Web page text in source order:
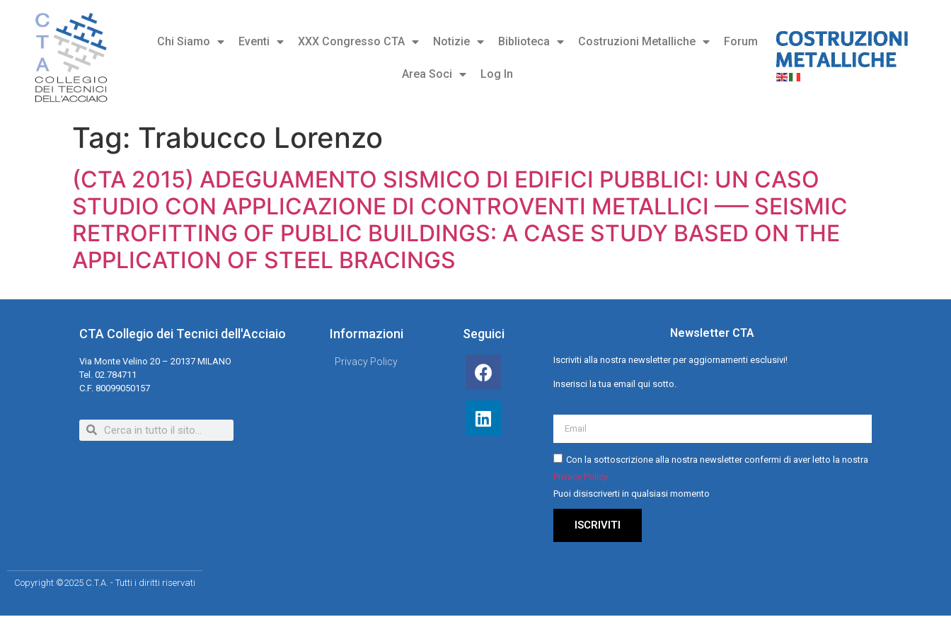
Chi Siamo Eventi XXX Congresso CTA Notizie Biblioteca Costruzioni Metalliche Forum
Area Soci Log In
Tag: Trabucco Lorenzo
(CTA 2015) ADEGUAMENTO SISMICO DI EDIFICI PUBBLICI: UN CASO
STUDIO CON APPLICAZIONE DI CONTROVENTI METALLICI —– SEISMIC
RETROFITTING OF PUBLIC BUILDINGS: A CASE STUDY BASED ON THE
APPLICATION OF STEEL BRACINGS
CTA Collegio dei Tecnici dell'Acciaio
Via Monte Velino 20 – 20137 MILANO
Tel. 02.784711
C.F. 80099050157
Informazioni
Privacy Policy
Seguici Newsletter CTA
Iscriviti alla nostra newsletter per aggiornamenti esclusivi!
Inserisci la tua email qui sotto.
Con la sottoscrizione alla nostra newsletter confermi di aver letto la nostra
Privacy Policy
Puoi disiscriverti in qualsiasi momento
ISCRIVITI
Copyright ©2025 C.T.A. - Tutti i diritti riservati